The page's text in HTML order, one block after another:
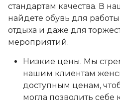
стандартам качества. В
найдете обувь для
отдыха и даже для
мероприятий.
Низкие цены. Мы
нашим клиентам
доступным ценам,
могла позволить себе